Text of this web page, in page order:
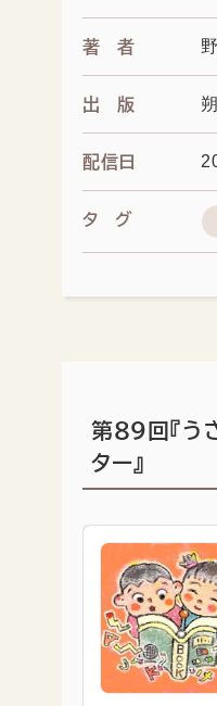
著者
出版
配信日
タグ
第89回『う
ター』